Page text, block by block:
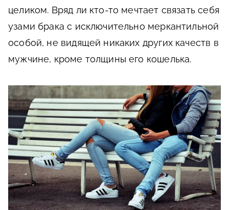
целиком. Вряд ли кто-то мечтает связать себя
узами брака с исключительно меркантильной
особой, не видящей никаких других качеств в
мужчине, кроме толщины его кошелька.